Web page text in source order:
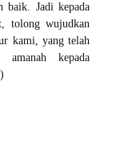
baik. Jadi kepada
tolong wujudkan
kami, yang telah
amanah kepada